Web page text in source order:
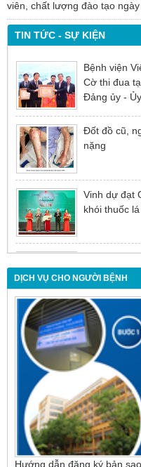
TIN TỨC - SỰ KIỆN
Bệnh viện
Cờ thi đua
Đảng ủy -
Đốt đồ cũ,
nặng
Vinh dự đạt
khói thuốc
chậm trễ
Nội soi mật
cho người
DỊCH VỤ CHO NGƯỜI BỆNH
Hướng dẫn đăng ký bản
viên, chất lượng đào tạo